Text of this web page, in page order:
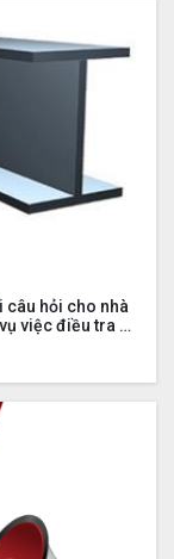
câu hỏi cho nhà
việc điều tra rà
phá giá đối
xứ từ Cộng hòa